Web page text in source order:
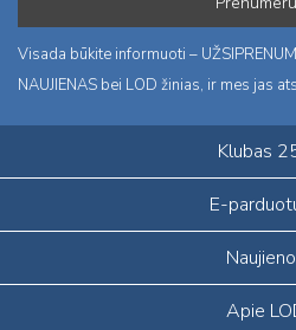
Visada būkite informuoti –
NAUJIENAS bei LOD žinias, ir mes jas
Klubas
E-
Apie